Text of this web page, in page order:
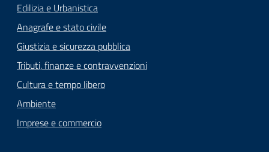
Edilizia e Urbanistica
Anagrafe e stato civile
Giustizia e sicurezza pubblica
Tributi, finanze e contravvenzioni
Cultura e tempo libero
Ambiente
Imprese e commercio